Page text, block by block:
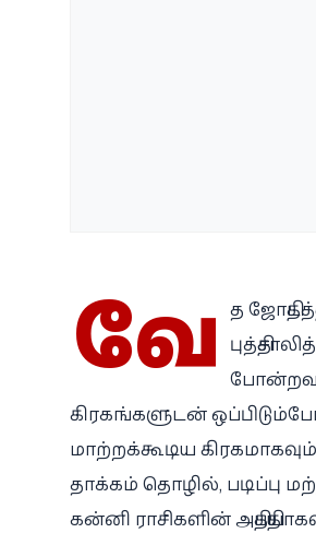
வே த
கிரகங்களுடன்
மாற்றக்கூடிய
தாக்கம் தொழில், படிப்பு
கன்னி ராசிகளின்